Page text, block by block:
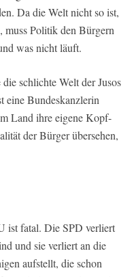
Da die Welt nicht so ist,
muss Politik den Bürgern
was nicht läuft.
schlichte Welt der Jusos
eine Bundeskanzlerin
Land ihre eigene Kopf-
der Bürger übersehen,
ist fatal. Die SPD verliert
und sie verliert an die
aufstellt, die schon